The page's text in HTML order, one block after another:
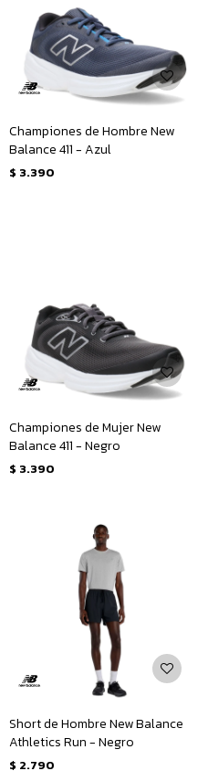
Championes de Hombre New
Balance 411 - Azul
$ 3.390
Championes de Mujer New
Balance 411 - Negro
$ 3.390
Short de Hombre New Balance
Athletics Run - Negro
$ 2.790